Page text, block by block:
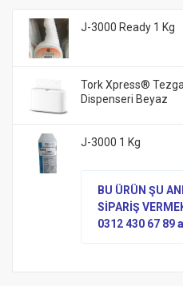
J-3000 Ready 1 Kg
Tork Xpress®
Dispenseri Beyaz
J-3000 1 Kg
BU ÜRÜN ŞU
SİPARİŞ
0312 430 67 89